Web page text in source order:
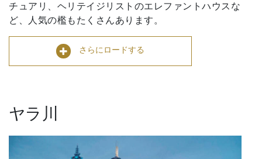
チュアリ、ヘリテイジリストのエレファントハウスな
ど、人気の檻もたくさんあります。
さらにロードする
ヤラ川